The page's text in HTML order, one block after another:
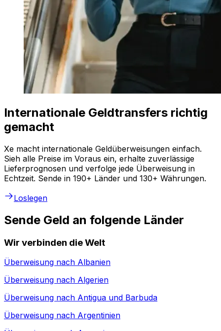
Internationale Geldtransfers richtig
gemacht
Xe macht internationale Geldüberweisungen einfach.
Sieh alle Preise im Voraus ein, erhalte zuverlässige
Lieferprognosen und verfolge jede Überweisung in
Echtzeit. Sende in 190+ Länder und 130+ Währungen.
Loslegen
Sende Geld an folgende Länder
Wir verbinden die Welt
Überweisung nach Albanien
Überweisung nach Algerien
Überweisung nach Antigua und Barbuda
Überweisung nach Argentinien